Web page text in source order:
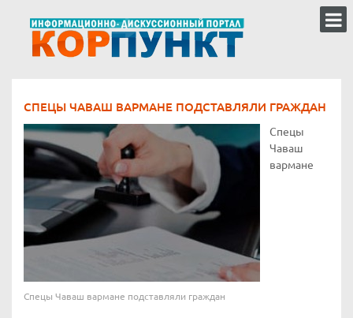
СПЕЦЫ ЧАВАШ ВАРМАНЕ ПОДСТАВЛЯЛИ ГРАЖДАН
Спецы Чаваш вармане подставляли граждан
Спецы
Чаваш
вармане